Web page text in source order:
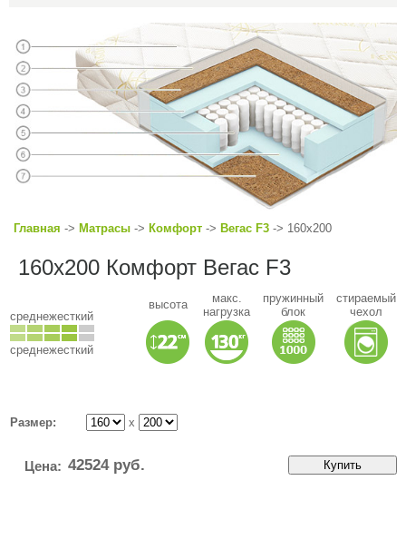
Главная -> Матрасы -> Комфорт -> Вегас F3 -> 160x200
160x200 Комфорт Вегас F3
среднежесткий
среднежесткий
высота
макс.
нагрузка
пружинный
блок
стираемый
чехол
Размер: x
Цена: 42524руб.